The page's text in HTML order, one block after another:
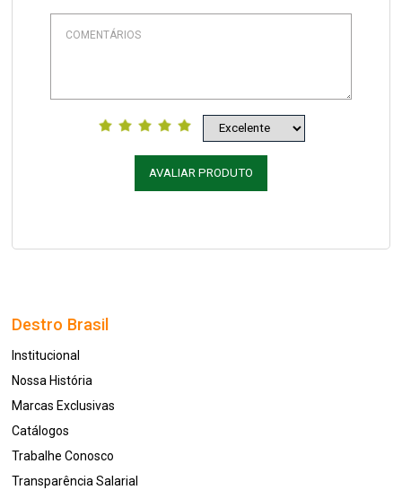
AVALIAR PRODUTO
Destro Brasil
Institucional
Nossa História
Marcas Exclusivas
Catálogos
Trabalhe Conosco
Transparência Salarial